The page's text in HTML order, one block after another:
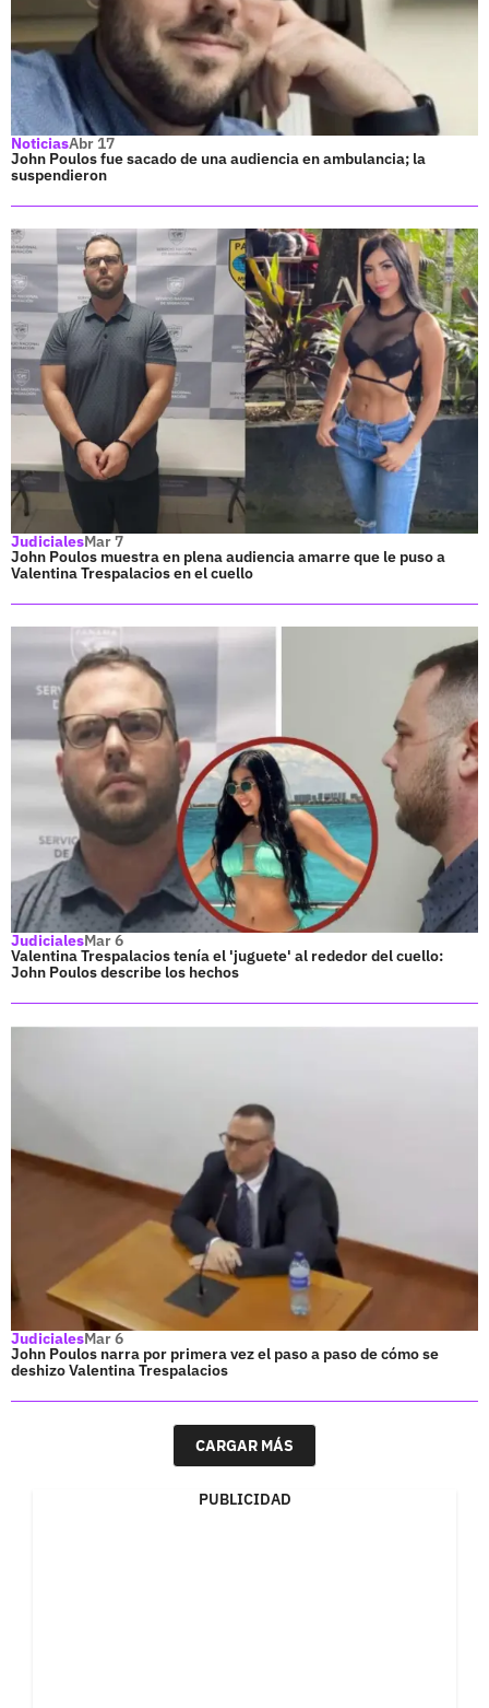
NoticiasAbr 17
John Poulos fue sacado de una audiencia en ambulancia; la
suspendieron
JudicialesMar 7
John Poulos muestra en plena audiencia amarre que le puso a
Valentina Trespalacios en el cuello
JudicialesMar 6
Valentina Trespalacios tenía el 'juguete' al rededor del cuello:
John Poulos describe los hechos
JudicialesMar 6
John Poulos narra por primera vez el paso a paso de cómo se
deshizo Valentina Trespalacios
CARGAR MÁS
PUBLICIDAD